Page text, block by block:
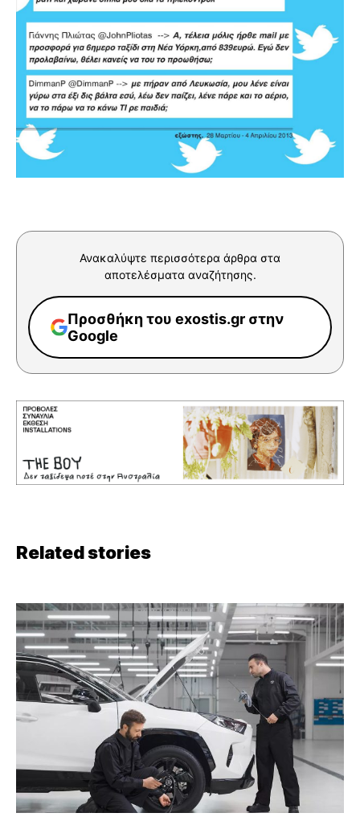
Ανακαλύψτε περισσότερα άρθρα στα
αποτελέσματα αναζήτησης.
Προσθήκη του exostis.gr στην
Google
Related stories